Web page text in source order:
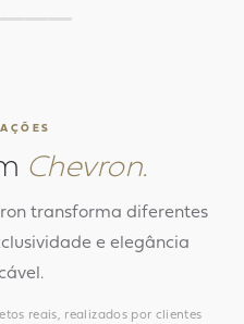
Chevron.
transforma diferentes
e elegância
reais, realizados por clientes